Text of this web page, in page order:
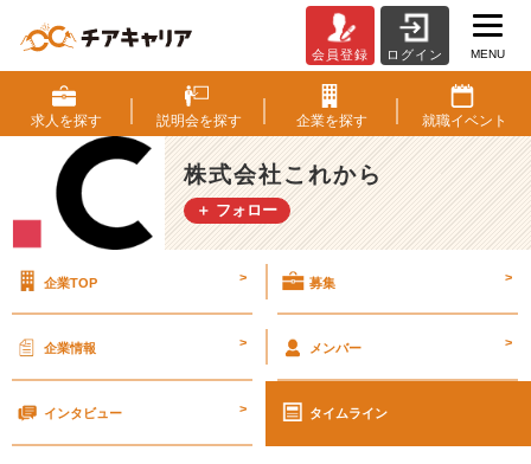
ン
チ
ャ
ー
な
の
い！
に
会員登録 ログイン MENU
求人を探す 説明会を探す 企業を探す 就職イベント
株式会社これから
＋ フォロー
企業TOP > 募集 >
企業情報 > メンバー >
インタビュー > タイムライン